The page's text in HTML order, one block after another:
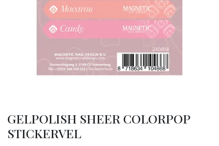
GELPOLISH SHEER COLORPOP
STICKERVEL